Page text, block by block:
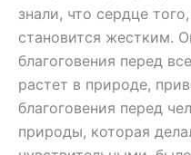
знали, что сердце
становится жестким.
благоговения перед
растет в природе,
благоговения перед
природы, которая